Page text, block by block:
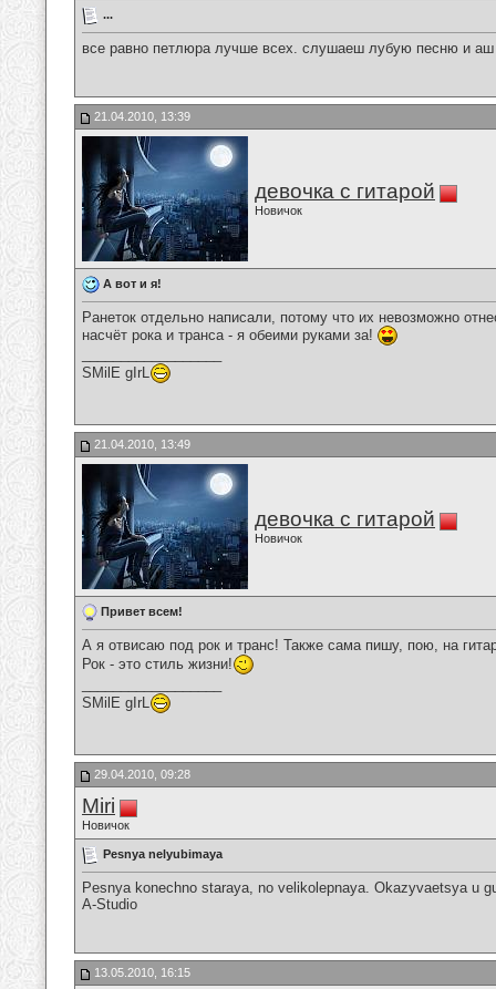
...
все равно петлюра лучше всех. слушаеш лубую песню и аш
21.04.2010, 13:39
девочка с гитарой
Новичок
А вот и я!
Ранеток отдельно написали, потому что их невозможно
насчёт рока и транса - я обеими руками за!
SMilE gIrL
21.04.2010, 13:49
девочка с гитарой
Новичок
Привет всем!
А я отвисаю под рок и транс! Также сама пишу, пою, на
Рок - это стиль жизни!
SMilE gIrL
29.04.2010, 09:28
Miri
Новичок
Pesnya nelyubimaya
Pesnya konechno staraya, no velikolepnaya. Okazyvaetsya u
A-Studio
13.05.2010, 16:15